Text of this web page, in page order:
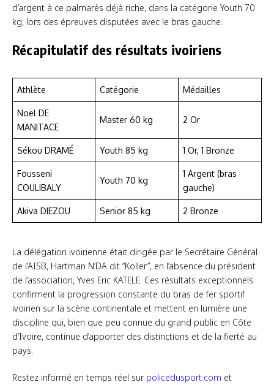
d’argent à ce palmarès déjà riche, dans la catégorie Youth 70
kg, lors des épreuves disputées avec le bras gauche.
Récapitulatif des résultats ivoiriens
Athlète Catégorie Médailles
Noël DE
MANITACE
Master 60 kg 2 Or
Sékou DRAMÉ Youth 85 kg 1 Or, 1 Bronze
Fousseni
COULIBALY
Youth 70 kg
1 Argent (bras
gauche)
Akiva DIEZOU Senior 85 kg 2 Bronze
La délégation ivoirienne était dirigée par le Secrétaire Général
de l’AISB, Hartman N’DA dit “Koller”, en l’absence du président
de l’association, Yves Eric KATELE. Ces résultats exceptionnels
confirment la progression constante du bras de fer sportif
ivoirien sur la scène continentale et mettent en lumière une
discipline qui, bien que peu connue du grand public en Côte
d’Ivoire, continue d’apporter des distinctions et de la fierté au
pays.
Restez informé en temps réel sur policedusport.com et